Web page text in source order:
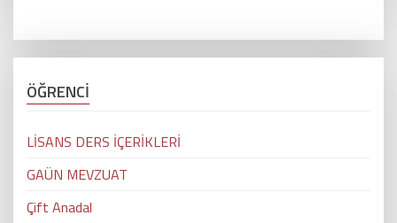
ÖĞRENCİ
LİSANS DERS İÇERİKLERİ
GAÜN MEVZUAT
Çift Anadal